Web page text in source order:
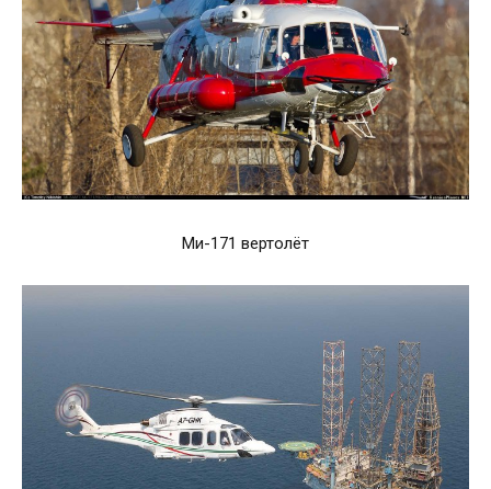
Ми-171 вертолёт